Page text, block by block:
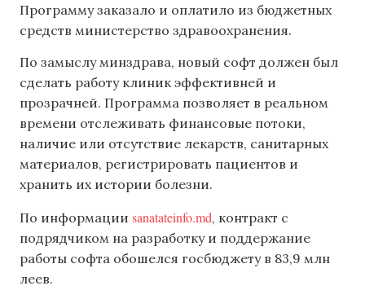
Программу заказало и оплатило из бюджетных
средств министерство здравоохранения.
По замыслу минздрава, новый софт должен был
сделать работу клиник эффективней и
прозрачней. Программа позволяет в реальном
времени отслеживать финансовые потоки,
наличие или отсутствие лекарств, санитарных
материалов, регистрировать пациентов и
хранить их истории болезни.
По информации sanatateinfo.md, контракт с
подрядчиком на разработку и поддержание
работы софта обошелся госбюджету в 83,9 млн
леев.